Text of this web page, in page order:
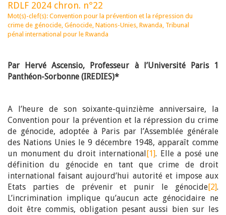
RDLF 2024 chron. n°22
Mot(s)-clef(s): Convention pour la prévention et la répression du
crime de génocide, Génocide, Nations-Unies, Rwanda, Tribunal
pénal international pour le Rwanda
Par Hervé Ascensio, Professeur à l’Université Paris 1
Panthéon-Sorbonne (IREDIES)*
A l’heure de son soixante-quinzième anniversaire, la
Convention pour la prévention et la répression du crime
de génocide, adoptée à Paris par l’Assemblée générale
des Nations Unies le 9 décembre 1948, apparaît comme
un monument du droit international[1]. Elle a posé une
définition du génocide en tant que crime de droit
international faisant aujourd’hui autorité et impose aux
Etats parties de prévenir et punir le génocide[2].
L’incrimination implique qu’aucun acte génocidaire ne
doit être commis, obligation pesant aussi bien sur les